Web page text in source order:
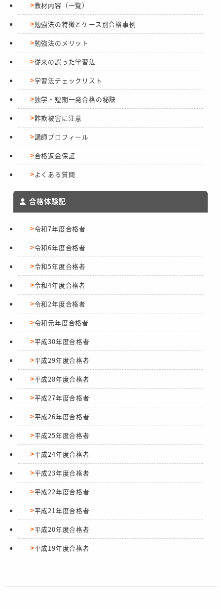
教材内容（一覧）
勉強法の特徴とケース別合格事例
勉強法のメリット
従来の誤った学習法
学習法チェックリスト
独学・短期一発合格の秘訣
詐欺被害に注意
講師プロフィール
合格返金保証
よくある質問
合格体験記
令和7年度合格者
令和6年度合格者
令和5年度合格者
令和4年度合格者
令和2年度合格者
令和元年度合格者
平成30年度合格者
平成29年度合格者
平成28年度合格者
平成27年度合格者
平成26年度合格者
平成25年度合格者
平成24年度合格者
平成23年度合格者
平成22年度合格者
平成21年度合格者
平成20年度合格者
平成19年度合格者